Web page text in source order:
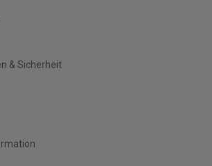
& Sicherheit